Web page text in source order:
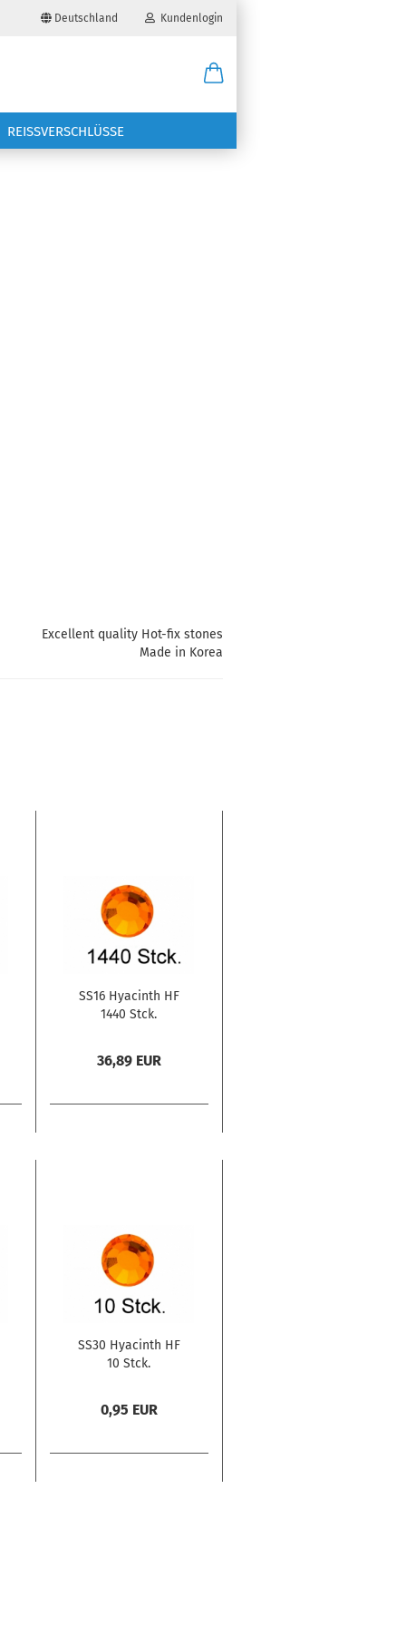
Deutschland Kundenlogin
REISSVERSCHLÜSSE
Excellent quality Hot-fix stones
Made in Korea
SS16 Hyacinth HF
1440 Stck.
36,89 EUR
SS30 Hyacinth HF
10 Stck.
0,95 EUR